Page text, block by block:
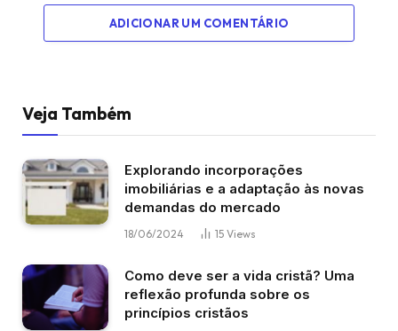
ADICIONAR UM COMENTÁRIO
Veja Também
Explorando incorporações
imobiliárias e a adaptação às novas
demandas do mercado
18/06/2024 15 Views
Como deve ser a vida cristã? Uma
reflexão profunda sobre os
princípios cristãos